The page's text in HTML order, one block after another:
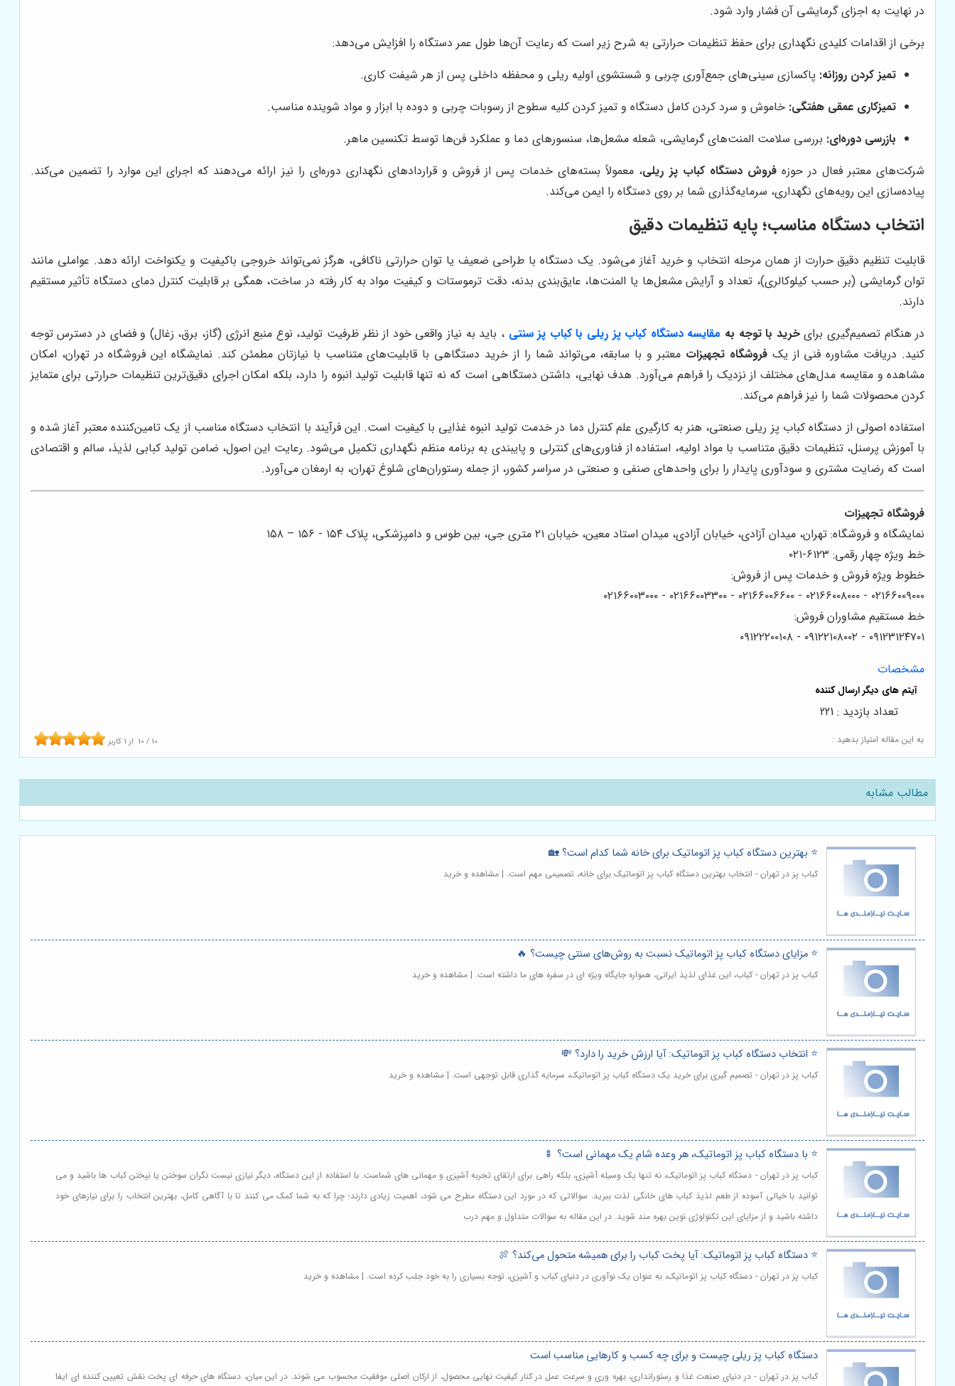
در نهایت به اجزای گرمایشی آن فشار وارد شود.
برخی از اقدامات کلیدی نگهداری برای حفظ تنظیمات حرارتی به شرح زیر است که رعایت آن‌ها طول عمر دستگاه را افزایش می‌دهد:
تمیز کردن روزانه: پاکسازی سینی‌های جمع‌آوری چربی و شستشوی اولیه ریلی و محفظه داخلی پس از هر شیفت کاری.
تمیزکاری عمقی هفتگی: خاموش و سرد کردن کامل دستگاه و تمیز کردن کلیه سطوح از رسوبات چربی و دوده با ابزار و مواد شوینده مناسب.
بازرسی دوره‌ای: بررسی سلامت المنت‌های گرمایشی، شعله مشعل‌ها، سنسورهای دما و عملکرد فن‌ها توسط تکنسین ماهر.
شرکت‌های معتبر فعال در حوزه فروش دستگاه کباب پز ریلی، معمولاً بسته‌های خدمات پس از فروش و قراردادهای نگهداری دوره‌ای را نیز ارائه می‌دهند که اجرای این موارد را تضمین می‌کند.
پیاده‌سازی این رویه‌های نگهداری، سرمایه‌گذاری شما بر روی دستگاه را ایمن می‌کند.
انتخاب دستگاه مناسب؛ پایه تنظیمات دقیق
قابلیت تنظیم دقیق حرارت از همان مرحله انتخاب و خرید آغاز می‌شود. یک دستگاه با طراحی ضعیف یا توان حرارتی ناکافی، هرگز نمی‌تواند خروجی باکیفیت و یکنواخت ارائه دهد. عواملی مانند
توان گرمایشی (بر حسب کیلوکالری)، تعداد و آرایش مشعل‌ها یا المنت‌ها، عایق‌بندی بدنه، دقت ترموستات و کیفیت مواد به کار رفته در ساخت، همگی بر قابلیت کنترل دمای دستگاه تأثیر مستقیم
دارند.
در هنگام تصمیم‌گیری برای خرید با توجه به مقایسه دستگاه کباب پز ریلی با کباب پز سنتی ، باید به نیاز واقعی خود از نظر ظرفیت تولید، نوع منبع انرژی (گاز، برق، زغال) و فضای در دسترس توجه
کنید. دریافت مشاوره فنی از یک فروشگاه تجهیزات معتبر و با سابقه، می‌تواند شما را از خرید دستگاهی با قابلیت‌های متناسب با نیازتان مطمئن کند. نمایشگاه این فروشگاه در تهران، امکان
مشاهده و مقایسه مدل‌های مختلف از نزدیک را فراهم می‌آورد. هدف نهایی، داشتن دستگاهی است که نه تنها قابلیت تولید انبوه را دارد، بلکه امکان اجرای دقیق‌ترین تنظیمات حرارتی برای متمایز
کردن محصولات شما را نیز فراهم می‌کند.
استفاده اصولی از دستگاه کباب پز ریلی صنعتی، هنر به کارگیری علم کنترل دما در خدمت تولید انبوه غذایی با کیفیت است. این فرآیند با انتخاب دستگاه مناسب از یک تامین‌کننده معتبر آغاز شده و
با آموزش پرسنل، تنظیمات دقیق متناسب با مواد اولیه، استفاده از فناوری‌های کنترلی و پایبندی به برنامه منظم نگهداری تکمیل می‌شود. رعایت این اصول، ضامن تولید کبابی لذیذ، سالم و اقتصادی
است که رضایت مشتری و سودآوری پایدار را برای واحدهای صنفی و صنعتی در سراسر کشور، از جمله رستوران‌های شلوغ تهران، به ارمغان می‌آورد.
فروشگاه تجهیزات
نمایشگاه و فروشگاه: تهران، میدان آزادی، خیابان آزادی، میدان استاد معین، خیابان ۲۱ متری جی، بین طوس و دامپزشکی، پلاک ۱۵۴ - ۱۵۶ – ۱۵۸
خط ویژه چهار رقمی: ۶۱۲۳-۰۲۱
خطوط ویژه فروش و خدمات پس از فروش:
۰۲۱۶۶۰۰۹۰۰۰ - ۰۲۱۶۶۰۰۸۰۰۰ - ۰۲۱۶۶۰۰۶۶۰۰ - ۰۲۱۶۶۰۰۳۳۰۰ - ۰۲۱۶۶۰۰۳۰۰۰
خط مستقیم مشاوران فروش:
۰۹۱۲۳۱۲۴۷۰۱ - ۰۹۱۲۲۱۰۸۰۰۲ - ۰۹۱۲۲۲۰۰۱۰۸
مشخصات
به این مقاله امتیاز بدهید : 10 / 10 از 1 کاربر
تعداد بازدید : 221
مطالب مشابه
⭐️ بهترین دستگاه کباب پز اتوماتیک برای خانه شما کدام است؟ 🏡
کباب پز در تهران - انتخاب بهترین دستگاه کباب پز اتوماتیک برای خانه، تصمیمی مهم است. | مشاهده و خرید
⭐️ مزایای دستگاه کباب پز اتوماتیک نسبت به روش‌های سنتی چیست؟ 🔥
کباب پز در تهران - کباب، این غذای لذیذ ایرانی، همواره جایگاه ویژه ای در سفره های ما داشته است. | مشاهده و خرید
⭐️ انتخاب دستگاه کباب پز اتوماتیک: آیا ارزش خرید را دارد؟ 💸
کباب پز در تهران - تصمیم گیری برای خرید یک دستگاه کباب پز اتوماتیک، سرمایه گذاری قابل توجهی است. | مشاهده و خرید
⭐️ با دستگاه کباب پز اتوماتیک، هر وعده شام یک مهمانی است؟ 🍢
کباب پز در تهران - دستگاه کباب پز اتوماتیک، نه تنها یک وسیله آشپزی، بلکه راهی برای ارتقای تجربه آشپزی و مهمانی های شماست. با استفاده از این دستگاه، دیگر نیازی نیست نگران سوختن یا نپختن کباب ها باشید و می
توانید با خیالی آسوده از طعم لذیذ کباب های خانگی لذت ببرید. سوالاتی که در مورد این دستگاه مطرح می شود، اهمیت زیادی دارند؛ چرا که به شما کمک می کنند تا با آگاهی کامل، بهترین انتخاب را برای نیازهای خود
داشته باشید و از مزایای این تکنولوژی نوین بهره مند شوید. در این مقاله به سوالات متداول و مهم درب
⭐️ دستگاه کباب پز اتوماتیک: آیا پخت کباب را برای همیشه متحول می‌کند؟ 🍖
کباب پز در تهران - دستگاه کباب پز اتوماتیک، به عنوان یک نوآوری در دنیای کباب و آشپزی، توجه بسیاری را به خود جلب کرده است. | مشاهده و خرید
دستگاه کباب پز ریلی چیست و برای چه کسب و کارهایی مناسب است
کباب پز در تهران - در دنیای صنعت غذا و رستورانداری، بهره وری و سرعت عمل در کنار کیفیت نهایی محصول، از ارکان اصلی موفقیت محسوب می شوند. در این میان، دستگاه های حرفه ای پخت نقش تعیین کننده ای ایفا